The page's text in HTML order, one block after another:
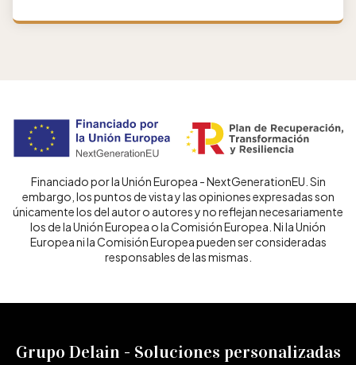
Financiado por la Unión Europea - NextGenerationEU. Sin
embargo, los puntos de vista y las opiniones expresadas son
únicamente los del autor o autores y no reflejan necesariamente
los de la Unión Europea o la Comisión Europea. Ni la Unión
Europea ni la Comisión Europea pueden ser consideradas
responsables de las mismas.
Grupo Delain - Soluciones personalizadas